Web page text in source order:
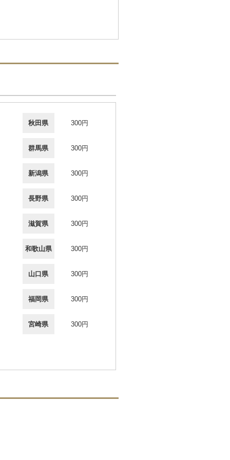
秋田県 300円
群馬県 300円
新潟県 300円
長野県 300円
滋賀県 300円
和歌山県 300円
山口県 300円
福岡県 300円
宮崎県 300円